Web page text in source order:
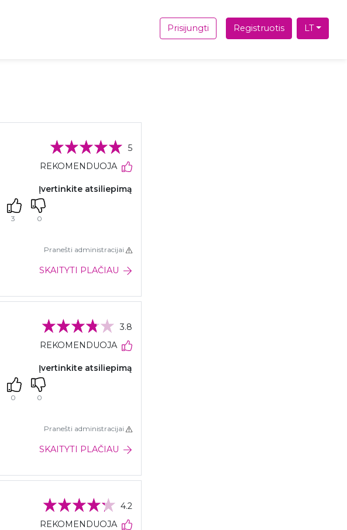
Prisijungti Registruotis LT
5
REKOMENDUOJA
Įvertinkite atsiliepimą
3 0
Pranešti administracijai
SKAITYTI PLAČIAU
3.8
REKOMENDUOJA
Įvertinkite atsiliepimą
0 0
Pranešti administracijai
SKAITYTI PLAČIAU
4.2
REKOMENDUOJA